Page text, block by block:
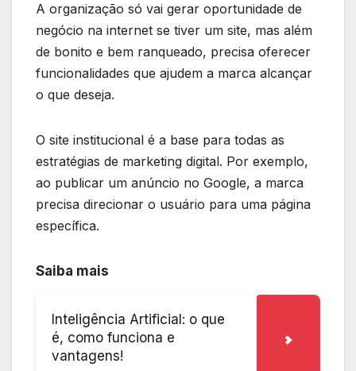
A organização só vai gerar oportunidade de
negócio na internet se tiver um site, mas além
de bonito e bem ranqueado, precisa oferecer
funcionalidades que ajudem a marca alcançar
o que deseja.
O site institucional é a base para todas as
estratégias de marketing digital. Por exemplo,
ao publicar um anúncio no Google, a marca
precisa direcionar o usuário para uma página
específica.
Saiba mais
Inteligência Artificial: o que
é, como funciona e
vantagens!